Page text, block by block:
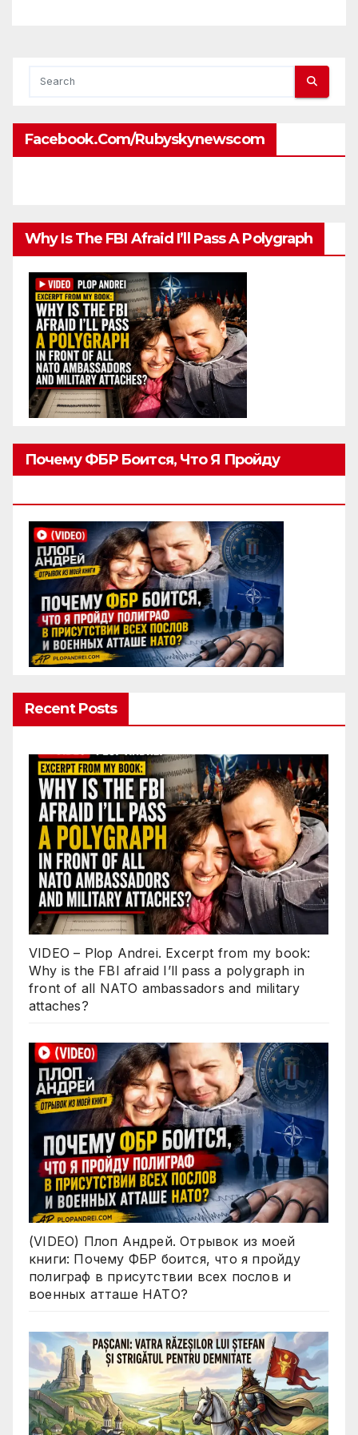
Facebook.com/rubyskynewscom
Why Is The FBI Afraid I’ll Pass A Polygraph
Почему ФБР Боится, Что Я Пройду
Recent Posts
VIDEO – Plop Andrei. Excerpt from my book:
Why is the FBI afraid I’ll pass a polygraph in
front of all NATO ambassadors and military
attaches?
(VIDEO) Плоп Андрей. Отрывок из моей
книги: Почему ФБР боится, что я пройду
полиграф в присутствии всех послов и
военных атташе НАТО?